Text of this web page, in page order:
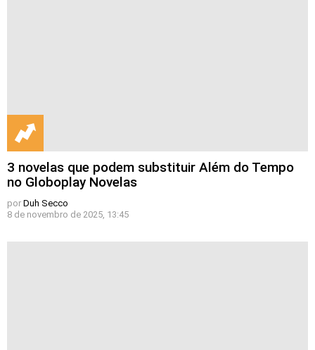
3 novelas que podem substituir Além do Tempo
no Globoplay Novelas
por Duh Secco
8 de novembro de 2025, 13:45